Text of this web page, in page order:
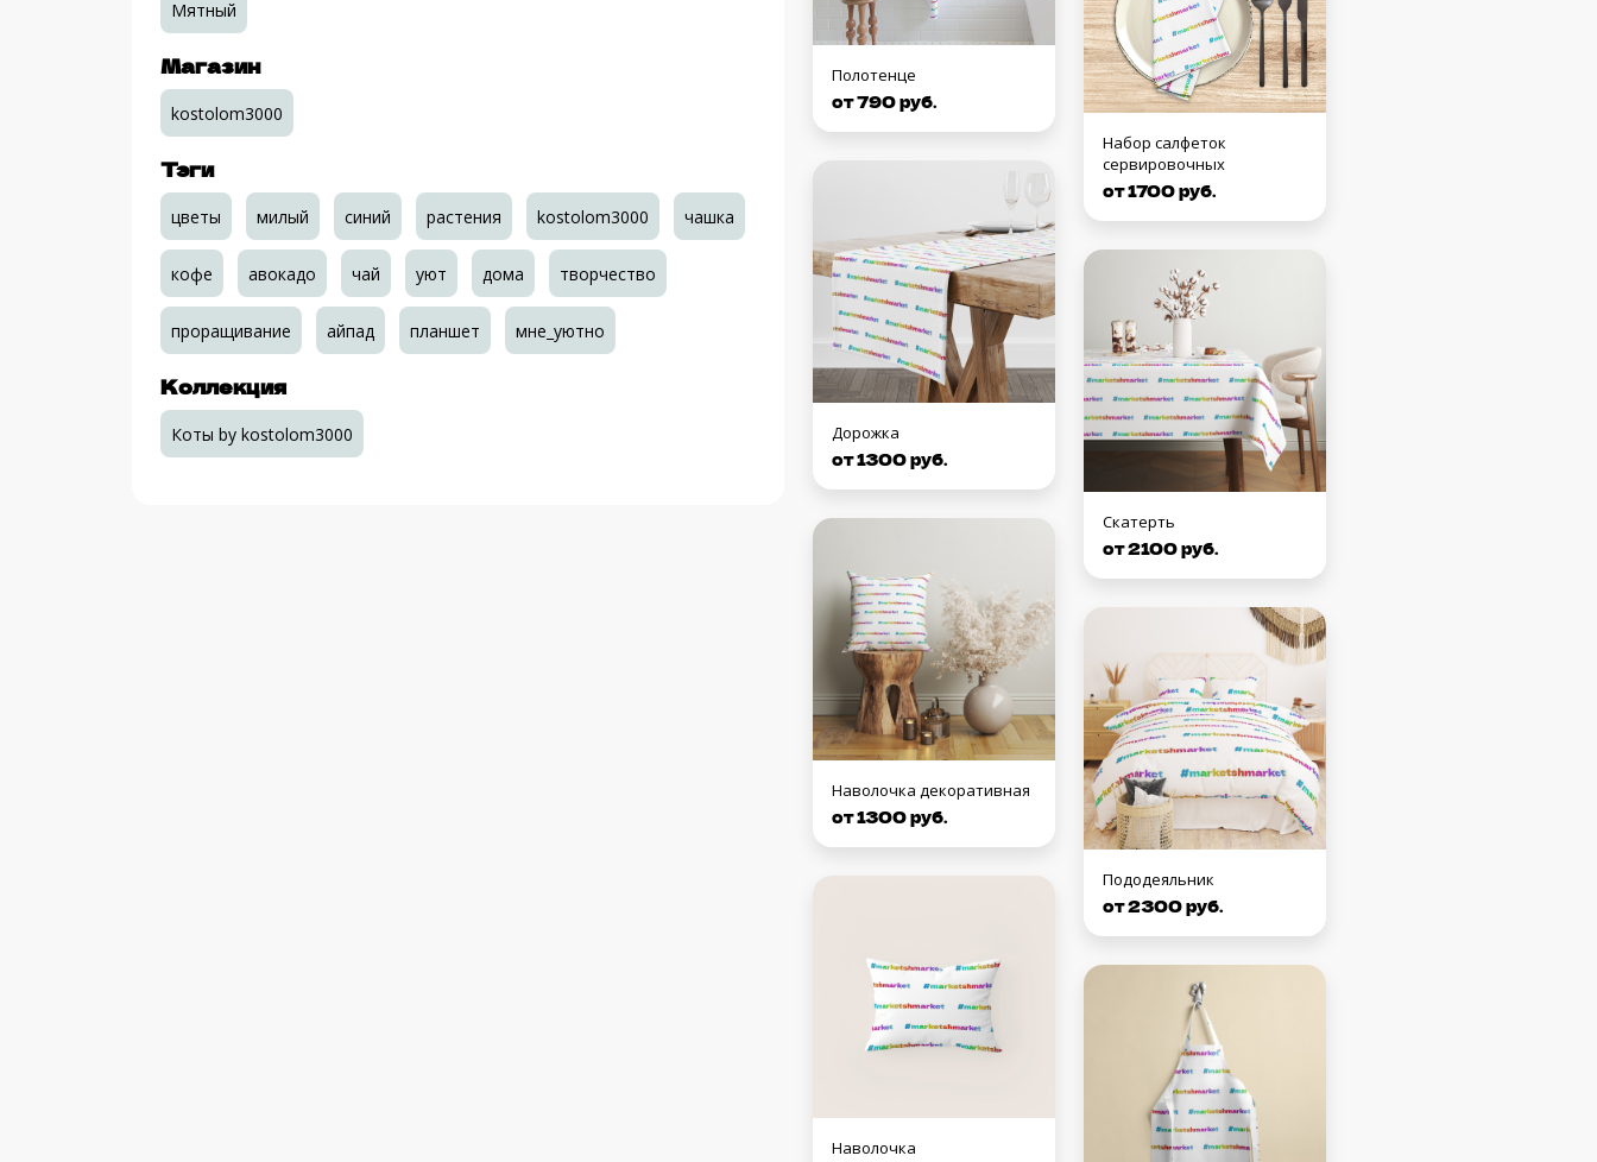
Полотенце
от 790 руб.
Дорожка
от 1300 руб.
Наволочка декоративная
от 1300 руб.
Наволочка
Набор салфеток
сервировочных
от 1700 руб.
Скатерть
от 2100 руб.
Пододеяльник
от 2300 руб.
Мятный
Магазин
kostolom3000
Тэги
цветы милый синий растения kostolom3000 чашка
кофе авокадо чай уют дома творчество
проращивание айпад планшет мне_уютно
Коллекция
Коты by kostolom3000